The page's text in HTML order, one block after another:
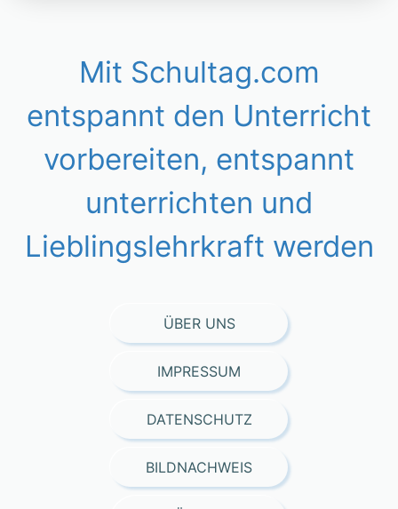
Mit Schultag.com
entspannt den Unterricht
vorbereiten, entspannt
unterrichten und
Lieblingslehrkraft werden
ÜBER UNS
IMPRESSUM
DATENSCHUTZ
BILDNACHWEIS